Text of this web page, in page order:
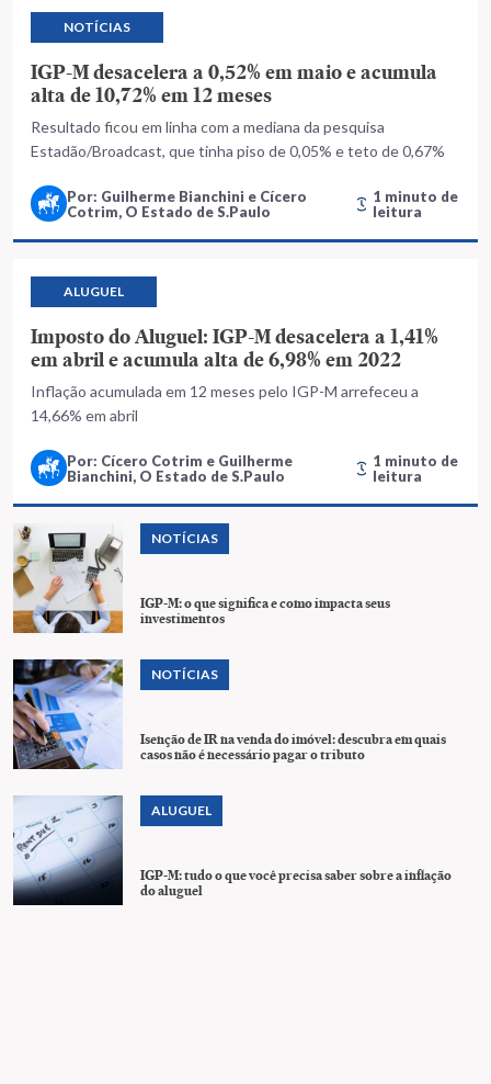
NOTÍCIAS
IGP-M desacelera a 0,52% em maio e acumula
alta de 10,72% em 12 meses
Resultado ficou em linha com a mediana da pesquisa
Estadão/Broadcast, que tinha piso de 0,05% e teto de 0,67%
Por: Guilherme Bianchini e Cícero
Cotrim, O Estado de S.Paulo
1 minuto de
leitura
ALUGUEL
Imposto do Aluguel: IGP-M desacelera a 1,41%
em abril e acumula alta de 6,98% em 2022
Inflação acumulada em 12 meses pelo IGP-M arrefeceu a
14,66% em abril
Por: Cícero Cotrim e Guilherme
Bianchini, O Estado de S.Paulo
1 minuto de
leitura
NOTÍCIAS
IGP-M: o que significa e como impacta seus
investimentos
NOTÍCIAS
Isenção de IR na venda do imóvel: descubra em quais
casos não é necessário pagar o tributo
ALUGUEL
IGP-M: tudo o que você precisa saber sobre a inflação
do aluguel